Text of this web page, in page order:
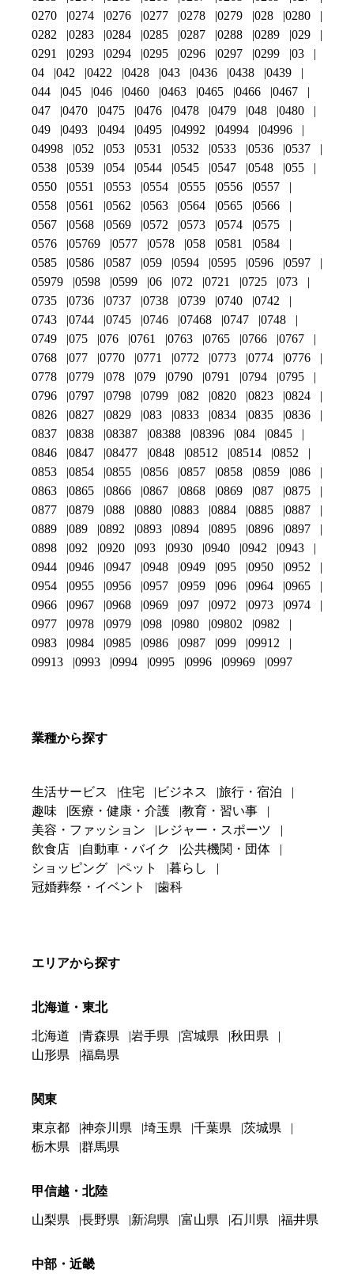
0270
0274 0276 0277 0278 0279 028
0280
0282
0283 0284 0285 0287 0288 0289
029
0291
0293 0294 0295 0296 0297 0299
03
04
042 0422 0428 043 0436 0438
0439
044
045 046 0460 0463 0465 0466
0467
047
0470 0475 0476 0478 0479 048
0480
049
0493 0494 0495 04992 04994
04996
04998
052 053 0531 0532 0533 0536
0537
0538
0539 054 0544 0545 0547 0548
055
0550
0551 0553 0554 0555 0556
0557
0558
0561 0562 0563 0564 0565
0566
0567
0568 0569 0572 0573 0574
0575
0576
05769 0577 0578 058 0581
0584
0585
0586 0587 059 0594 0595 0596
0597
05979
0598 0599 06 072 0721 0725
073
0735
0736 0737 0738 0739 0740
0742
0743
0744 0745 0746 07468 0747
0748
0749
075 076 0761 0763 0765 0766
0767
0768
077 0770 0771 0772 0773 0774
0776
0778
0779 078 079 0790 0791 0794
0795
0796
0797 0798 0799 082 0820 0823
0824
0826
0827 0829 083 0833 0834 0835
0836
0837
0838 08387 08388 08396 084
0845
0846
0847 08477 0848 08512 08514
0852
0853
0854 0855 0856 0857 0858 0859
086
0863
0865 0866 0867 0868 0869 087
0875
0877
0879 088 0880 0883 0884 0885
0887
0889
089 0892 0893 0894 0895 0896
0897
0898
092 0920 093 0930 0940 0942
0943
0944
0946 0947 0948 0949 095 0950
0952
0954
0955 0956 0957 0959 096 0964
0965
0966
0967 0968 0969 097 0972 0973
0974
0977
0978 0979 098 0980 09802
0982
0983
0984 0985 0986 0987 099
09912
09913
0993 0994 0995 0996 09969 0997
業種から探す
生活サービス 住宅 ビジネス
旅行・宿泊
趣味
医療・健康・介護
教育・習い事
美容・ファッション
レジャー・スポーツ
飲食店
自動車・バイク
公共機関・団体
ショッピング
ペット
暮らし
冠婚葬祭・イベント
歯科
エリアから探す
北海道・東北
北海道 青森県 岩手県 宮城県
秋田県
山形県
福島県
関東
東京都 神奈川県 埼玉県 千葉県
茨城県
栃木県
群馬県
甲信越・北陸
山梨県 長野県 新潟県 富山県 石川県 福井県
中部・近畿